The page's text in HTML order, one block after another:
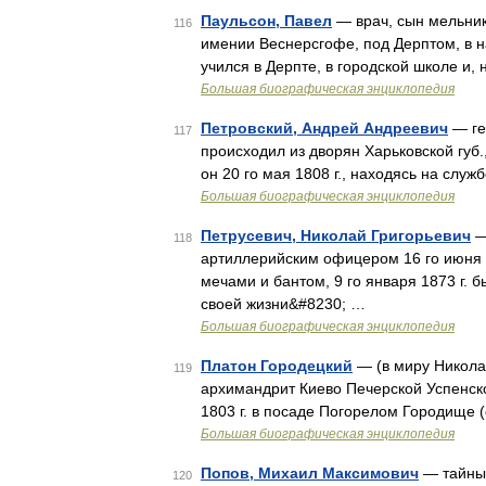
116 Паульсон, Павел — врач, сын
имении Веснерсгофе, под Дерптом, в
учился в Дерпте, в городской школе
Большая биографическая энциклопедия
117 Петровский, Андрей Андреевич —
происходил из дворян Харьковской
он 20 го мая 1808 г., находясь на
Большая биографическая энциклопедия
118 Петрусевич, Николай Григорьевич
артиллерийским офицером 16 го июня
мечами и бантом, 9 го января 1873 г.
своей жизни&#8230; …
Большая биографическая энциклопедия
119 Платон Городецкий — (в миру
архимандрит Киево Печерской
1803 г. в посаде Погорелом
Большая биографическая энциклопедия
120 Попов, Михаил Максимович —